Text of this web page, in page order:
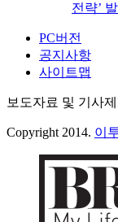
전략’
PC버전
공지사항
사이트맵
보도자료 및 기사제
Copyright 2014. 이